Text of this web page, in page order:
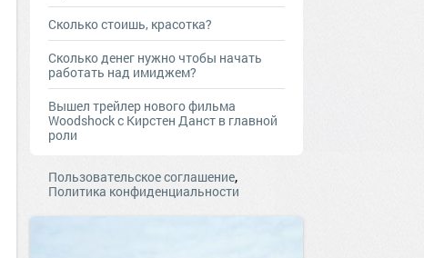
Сколько стоишь, красотка?
Сколько денег нужно чтобы начать
работать над имиджем?
Вышел трейлер нового фильма
Woodshock с Кирстен Данст в главной
роли
Пользовательское соглашение,
Политика конфиденциальности